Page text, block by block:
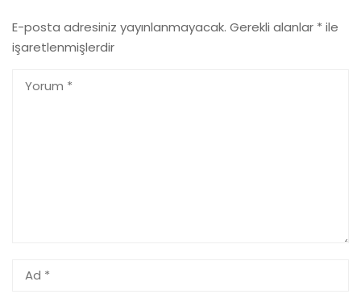
E-posta adresiniz yayınlanmayacak. Gerekli alanlar * ile
işaretlenmişlerdir